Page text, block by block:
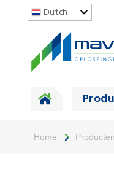
Dutch
Home Producten